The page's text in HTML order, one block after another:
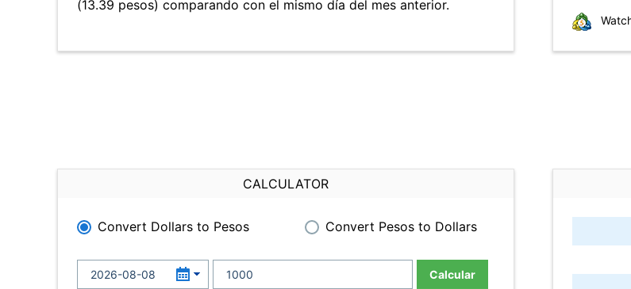
(13.39 pesos) comparando con el mismo día del mes anterior.
CALCULATOR
Convert Dollars to Pesos Convert Pesos to Dollars
Calcular